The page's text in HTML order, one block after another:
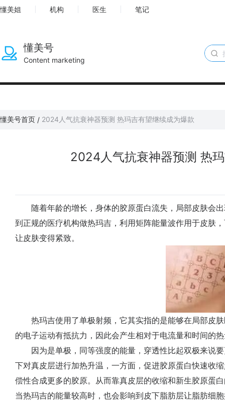
懂美姐 机构 医生 笔记
懂美号
Content marketing
懂美号首页 / 2024人气抗衰神器预测 热玛吉有望继续成为爆款
2024人气抗衰神器预测 热
随着年龄的增长，身体的胶原蛋白流失，局部皮肤会出
到正规的医疗机构做热玛吉，利用矩阵能量波作用于皮肤
让皮肤变得紧致。
热玛吉使用了单极射频，它其实指的是能够在局部皮肤
的电子运动有抵抗力，因此会产生相对于电流量和时间的
因为是单极，同等强度的能量，穿透性比起双极来说要
下对真皮层进行加热升温，一方面，促进胶原蛋白快速收
偿性合成更多的胶原。从而靠真皮层的收缩和新生胶原蛋
当热玛吉的能量较高时，也会影响到皮下脂肪层让脂肪细